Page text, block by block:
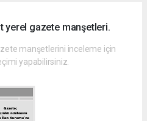
yerel gazete manşetleri.
manşetlerini inceleme için
yapabilirsiniz.